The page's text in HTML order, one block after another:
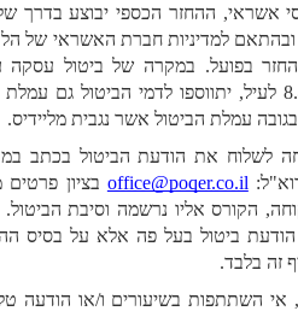
באמצעות כרטסי אשראי, ההחזר הכספי יבוצע בדרך של זיכוי
לרבות מועד ההחזר בפועל. במקרה של ביטול עסקה על פי
סעיפים 8.2 ו-8.4 לעיל, יתווספו לדמי הביטול גם עמלת ביטול
הביטול אשר נגבית מליידיס.
בציון פרטים מזהים
מלאים של הלקוחה, הקורס אליו נרשמה וסיבת הביטול. יובהר
למען הסר ספק, אי השתתפות בשיעורים ו/או הודעה טלפונית